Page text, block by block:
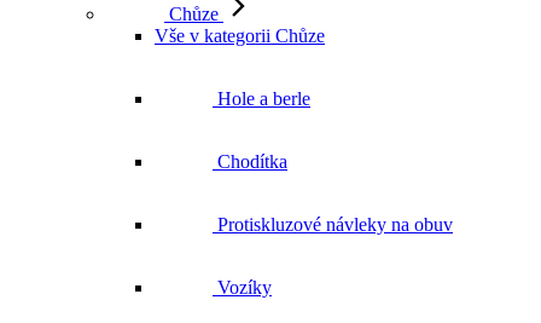
Chůze
Vše v kategorii Chůze
Hole a berle
Chodítka
Protiskluzové návleky na obuv
Vozíky